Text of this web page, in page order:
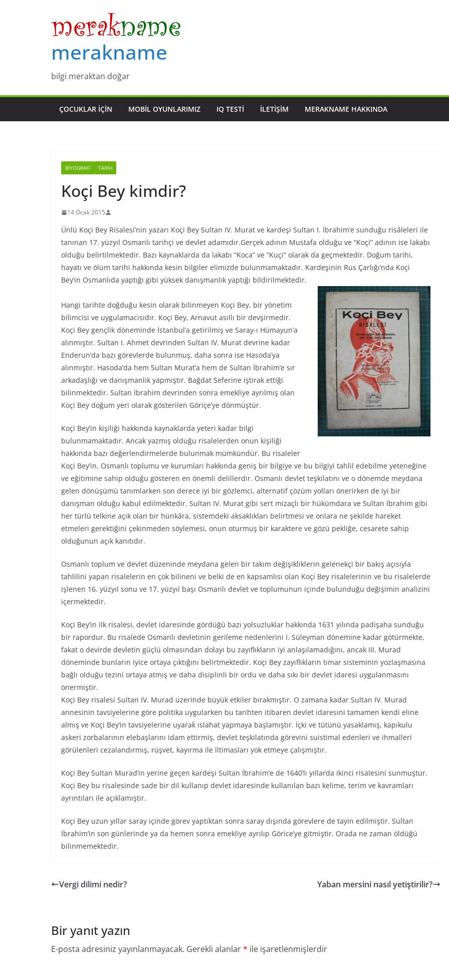
merakname
bilgi meraktan doğar
ÇOCUKLAR IÇIN MOBIL OYUNLARIMIZ IQ TESTI İLETIŞIM MERAKNAME HAKKINDA
BIYOGRAFI TARIH
Koçi Bey kimdir?
14 Ocak 2015
Ünlü Koçi Bey Risalesi’nin yazarı Koçi Bey Sultan IV. Murat ve kardeşi Sultan I. İbrahim’e sunduğu risâleleri ile
tanınan 17. yüzyıl Osmanlı tarihçi ve devlet adamıdır.Gerçek adının Mustafa olduğu ve “Koçi” adının ise lakabı
olduğu belirtilmektedir. Bazı kaynaklarda da lakabı “Koca” ve “Kuçi” olarak da geçmektedir. Doğum tarihi,
hayatı ve ölüm tarihi hakkında kesin bilgiler elimizde bulunmamaktadır. Kardeşinin Rus Çarlığı’nda Koçi
Bey’in Osmanlıda yaptığı gibi yüksek danışmanlık yaptığı bildirilmektedir.
Hangi tarihte doğduğu kesin olarak bilinmeyen Koçi Bey, bir yönetim
bilimcisi ve uygulamacısıdır. Koçi Bey, Arnavut asıllı bir devşirmedir.
Koçi Bey gençlik döneminde İstanbul’a getirilmiş ve Saray-ı Hümayun’a
alınmıştır. Sultan I. Ahmet devrinden Sultan IV. Murat devrine kadar
Enderun’da bazı görevlerde bulunmuş, daha sonra ise Hasoda’ya
alınmıştır. Hasoda’da hem Sultan Murat’a hem de Sultan İbrahim’e sır
arkadaşlığı ve danışmanlık yapmıştır. Bağdat Seferine iştirak ettiği
bilinmektedir. Sultan İbrahim devrinden sonra emekliye ayrılmış olan
Koçi Bey doğum yeri olarak gösterilen Göriçe’ye dönmüştür.
Koçi Bey’in kişiliği hakkında kaynaklarda yeteri kadar bilgi
bulunmamaktadır. Ancak yazmış olduğu risalelerden onun kişiliği
hakkında bazı değerlendirmelerde bulunmak mümkündür. Bu risaleler
Koçi Bey’in, Osmanlı toplumu ve kurumları hakkında geniş bir bilgiye ve bu bilgiyi tahlil edebilme yeteneğine
ve eğitimine sahip olduğu gösteren en önemli delillerdir. Osmanlı devlet teşkilatını ve o dönemde meydana
gelen dönüşümü tanımlarken son derece iyi bir gözlemci, alternatif çözüm yolları önerirken de iyi bir
danışman olduğu kabul edilmektedir. Sultan IV. Murat gibi sert mizaçlı bir hükümdara ve Sultan İbrahim gibi
her türlü telkine açık olan bir hünkâra, sistemdeki aksaklıkları belirtmesi ve onlara ne şekilde hareket
etmeleri gerektiğini çekinmeden söylemesi, onun oturmuş bir karaktere ve gözü pekliğe, cesarete sahip
olduğunun açık kanıtıdır.
Osmanlı toplum ve devlet düzeninde meydana gelen bir takım değişikliklerin gelenekçi bir bakış açısıyla
tahlilini yapan risalelerin en çok bilineni ve belki de en kapsamlısı olan Koçi Bey risalelerinin ve bu risalelerde
işlenen 16. yüzyıl sonu ve 17. yüzyıl başı Osmanlı devlet ve toplumunun içinde bulunduğu değişimin analizini
içermektedir.
Koçi Bey’in ilk risalesi, devlet idaresinde gördüğü bazı yolsuzluklar hakkında 1631 yılında padişaha sunduğu
bir rapordur. Bu risalede Osmanlı devletinin gerileme nedenlerini I. Süleyman dönemine kadar götürmekte,
fakat o devirde devletin güçlü olmasından dolayı bu zayıflıkların iyi anlaşılamadığını, ancak III. Murad
döneminde bunların iyice ortaya çıktığını belirtmektedir. Koçi Bey zayıflıkların tımar sisteminin yozlaşmasına
bağlı olduğu tezini ortaya atmış ve daha disiplinli bir ordu ve daha sıkı bir devlet idaresi uygulanmasını
önermiştir.
Koçi Bey risalesi Sultan IV. Murad üzerinde büyük etkiler bırakmıştır. O zamana kadar Sultan IV. Murad
annesinin tavsiyelerine göre politika uygularken bu tarihten itibaren devlet idaresini tamamen kendi eline
almış ve Koçi Bey’in tavsiyelerine uyarak ıslahat yapmaya başlamıştır. İçki ve tütünü yasaklamış, kapıkulu
askeri zorbalarının elebaşlarını idam ettirmiş, devlet teşkilatında görevini suistimal edenleri ve ihmalleri
görülenleri cezalandırmış, rüşvet, kayırma ile iltimasları yok etmeye çalışmıştır.
Koçi Bey Sultan Murad’in yerine geçen kardeşi Sultan İbrahim’e de 1640’lı yıllarda ikinci risalesini sunmuştur.
Koçi Bey bu risalesinde sade bir dil kullanıp devlet idaresinde kullanılan bazı kelime, terim ve kavramları
ayrıntıları ile açıklamıştır.
Koçi Bey uzun yıllar saray içinde görev yaptıktan sonra saray dışında görevlere de tayin edilmiştir. Sultan
İbrahim’in son günlerinde ya da hemen sonra emekliye ayrılıp Görice’ye gitmiştir. Orada ne zaman öldüğü
bilinmemektedir.
Vergi dilimi nedir? Yaban mersini nasıl yetiştirilir?
Bir yanıt yazın
E-posta adresiniz yayınlanmayacak. Gerekli alanlar* ile işaretlenmişlerdir